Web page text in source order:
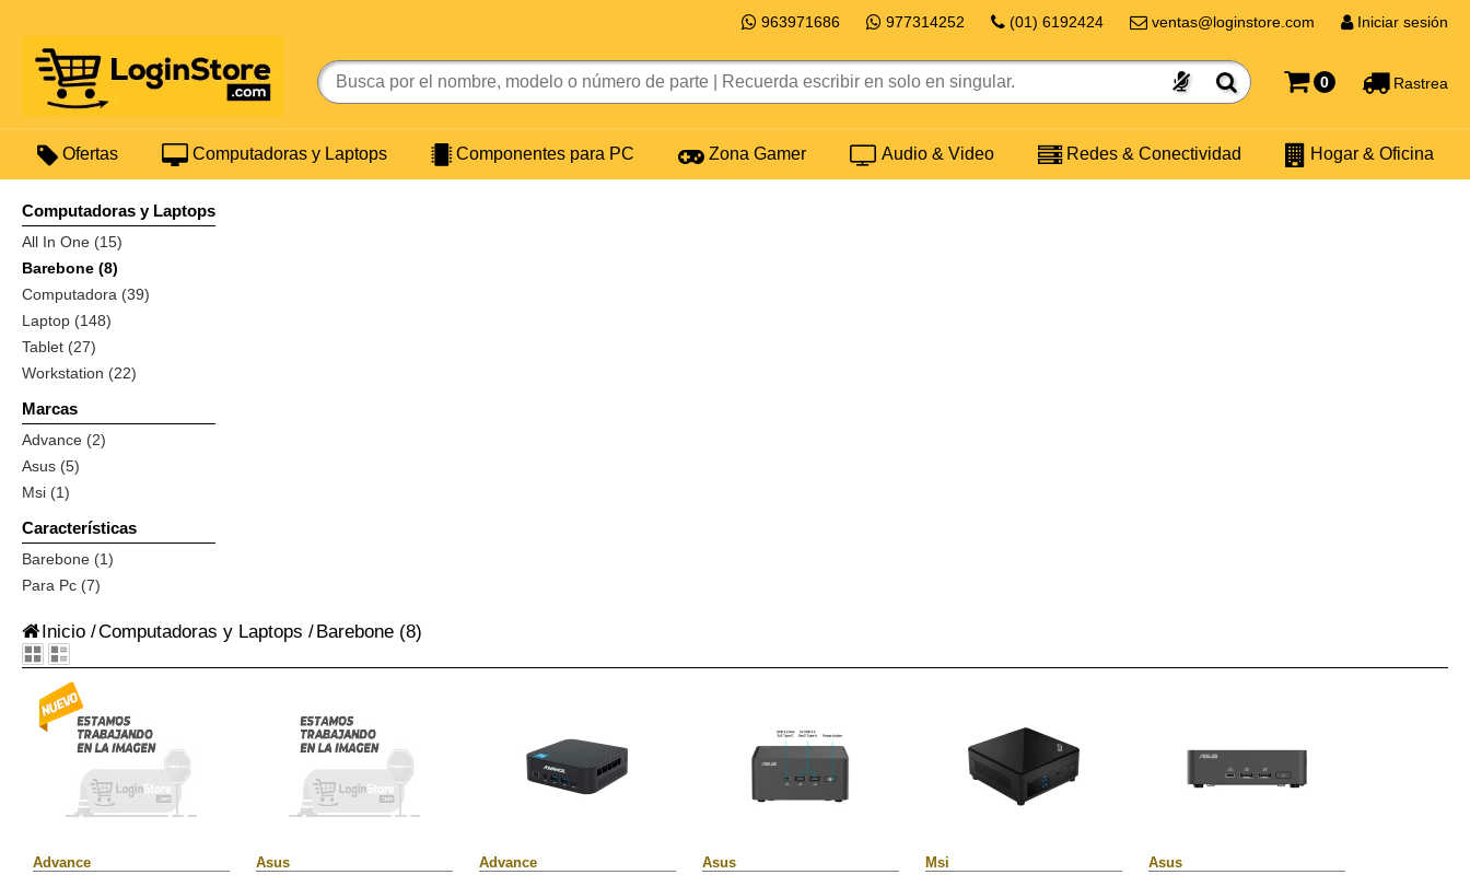
963971686 977314252 (01) 6192424 ventas@loginstore.com Iniciar sesión
0 Rastrea
Ofertas Computadoras y Laptops Componentes para PC Zona Gamer Audio & Video Redes & Conectividad Hogar & Oficina
Computadoras y Laptops
All In One (15)
Barebone (8)
Computadora (39)
Laptop (148)
Tablet (27)
Workstation (22)
Marcas
Advance (2)
Asus (5)
Msi (1)
Características
Barebone (1)
Para Pc (7)
Inicio /Computadoras y Laptops /Barebone (8)
Advance Asus Advance Asus Msi Asus